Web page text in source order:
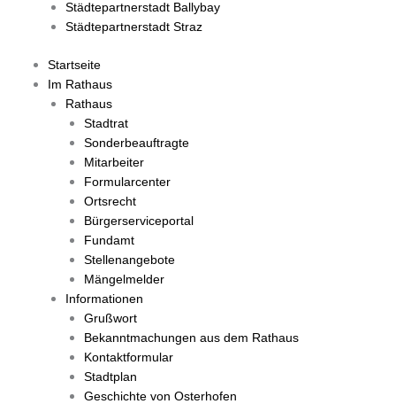
Städtepartnerstadt Ballybay
Städtepartnerstadt Straz
Startseite
Im Rathaus
Rathaus
Stadtrat
Sonderbeauftragte
Mitarbeiter
Formularcenter
Ortsrecht
Bürgerserviceportal
Fundamt
Stellenangebote
Mängelmelder
Informationen
Grußwort
Bekanntmachungen aus dem Rathaus
Kontaktformular
Stadtplan
Geschichte von Osterhofen